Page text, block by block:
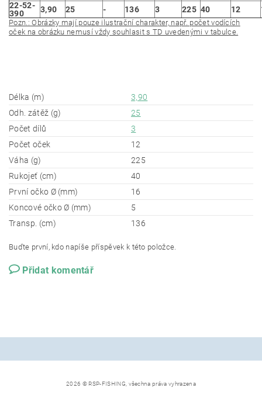
22-52-
390
3,90 25 - 136 3 225 40 12
Pozn.: Obrázky mají pouze ilustrační charakter, např. počet vodících
oček na obrázku nemusí vždy souhlasit s TD uvedenými v tabulce.
Délka (m)
3,90
Odh. zátěž (g)
25
Počet dílů
3
Počet oček
12
Váha (g)
225
Rukojeť (cm)
40
První očko Ø (mm)
16
Koncové očko Ø (mm)
5
Transp. (cm)
136
Buďte první, kdo napíše příspěvek k této položce.
Přidat komentář
2026 © RSP-FISHING, všechna práva vyhrazena